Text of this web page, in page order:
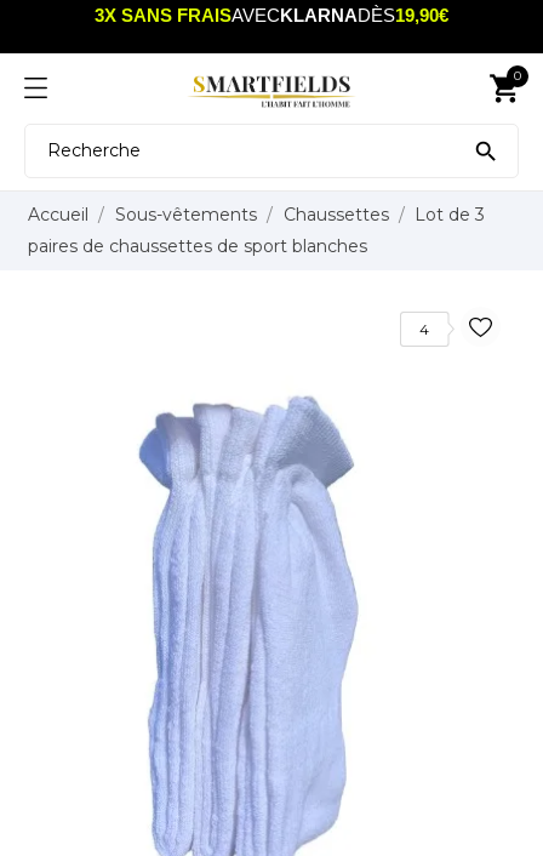
3X SANS FRAISAVECKLARNADÈS19,90€
shopping_cart
0

Accueil Sous-vêtements Chaussettes
Lot de 3
paires de chaussettes de sport blanches
4